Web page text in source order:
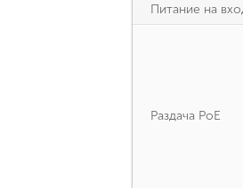
Питание на
Раздача PoE